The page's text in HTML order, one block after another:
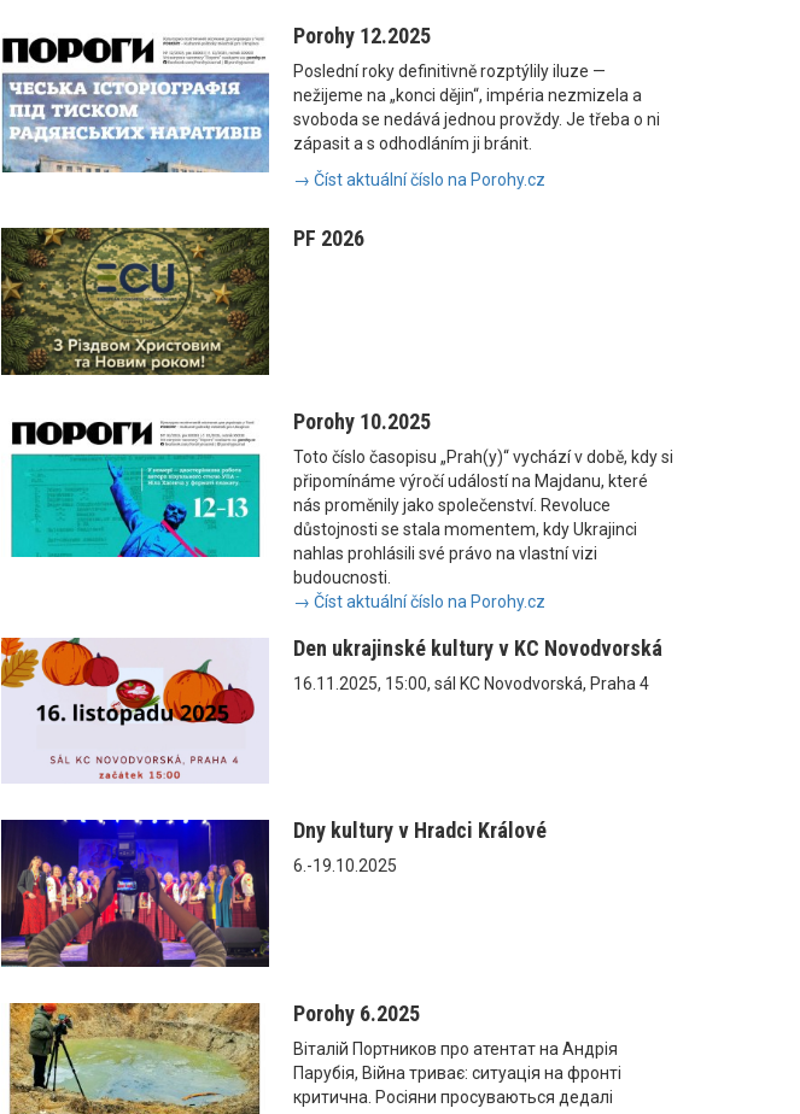
Porohy 12.2025
Poslední roky definitivně rozptýlily iluze —
nežijeme na „konci dějin“, impéria nezmizela a
svoboda se nedává jednou provždy. Je třeba o ni
zápasit a s odhodláním ji bránit.
→ Číst aktuální číslo na Porohy.cz
PF 2026
Porohy 10.2025
Toto číslo časopisu „Prah(y)“ vychází v době, kdy si
připomínáme výročí událostí na Majdanu, které
nás proměnily jako společenství. Revoluce
důstojnosti se stala momentem, kdy Ukrajinci
nahlas prohlásili své právo na vlastní vizi
budoucnosti.
→ Číst aktuální číslo na Porohy.cz
Den ukrajinské kultury v KC Novodvorská
16.11.2025, 15:00, sál KC Novodvorská, Praha 4
Dny kultury v Hradci Králové
6.-19.10.2025
Porohy 6.2025
Віталій Портников про атентат на Андрія
Парубія, Війна триває: ситуація на фронті
критична. Росіяни просуваються дедалі